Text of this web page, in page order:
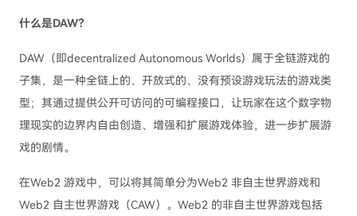
什么是DAW？
DAW（即decentralized Autonomous Worlds）属于全链游戏的
子集，是一种全链上的、开放式的、没有预设游戏玩法的游戏类
型；其通过提供公开可访问的可编程接口，让玩家在这个数字物
理现实的边界内自由创造、增强和扩展游戏体验，进一步扩展游
戏的剧情。
在Web2 游戏中，可以将其简单分为Web2 非自主世界游戏和
Web2 自主世界游戏（CAW）。Web2 的非自主世界游戏包括